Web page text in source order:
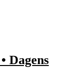
Dagens